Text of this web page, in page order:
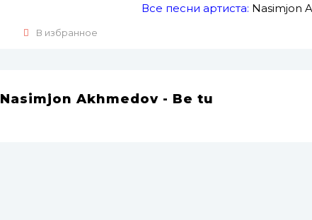
В избранное
Все песни артиста: Nasimjon
Nasimjon Akhmedov - Be tu